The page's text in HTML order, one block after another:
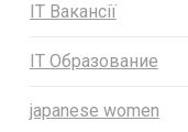
IT Вакансії
IT Образование
japanese women